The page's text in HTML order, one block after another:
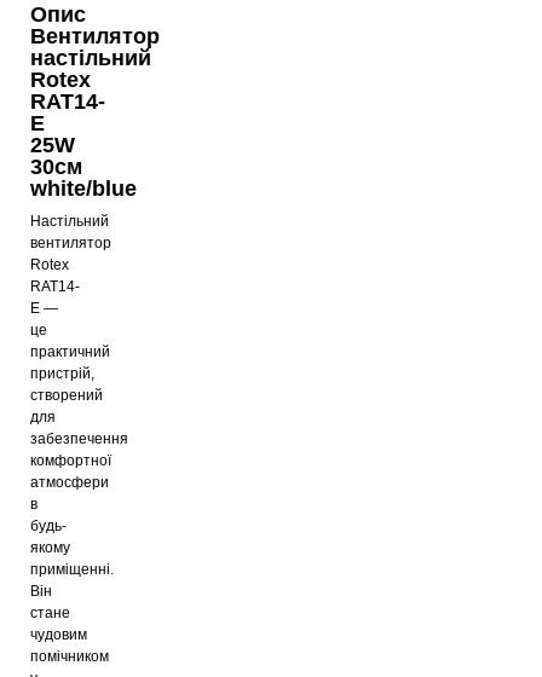
Опис
Вентилятор
настільний
Rotex
RAT14-
E
25W
30см
white/blue
Настільний
вентилятор
Rotex
RAT14-
E —
це
практичний
пристрій,
створений
для
забезпечення
комфортної
атмосфери
в
будь-
якому
приміщенні.
Він
стане
чудовим
помічником